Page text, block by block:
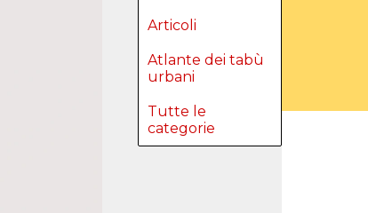
Articoli
Atlante dei tabù
urbani
Tutte le
categorie